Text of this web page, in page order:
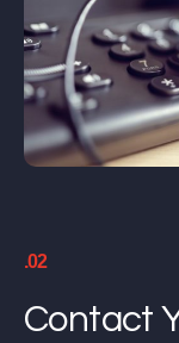
.02
Contact